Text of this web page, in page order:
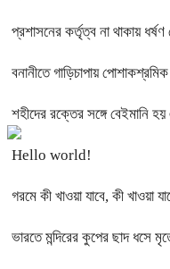
প্রশাসনের কর্তৃত্ব না থাকায় ধর্ষণ
বনানীতে গাড়িচাপায়
শহীদের রক্তের সঙ্গে বেইমানি
Hello world!
গরমে কী খাওয়া যাবে, কী খাওয়া
ভারতে মন্দিরের কুপের ছাদ ধসে